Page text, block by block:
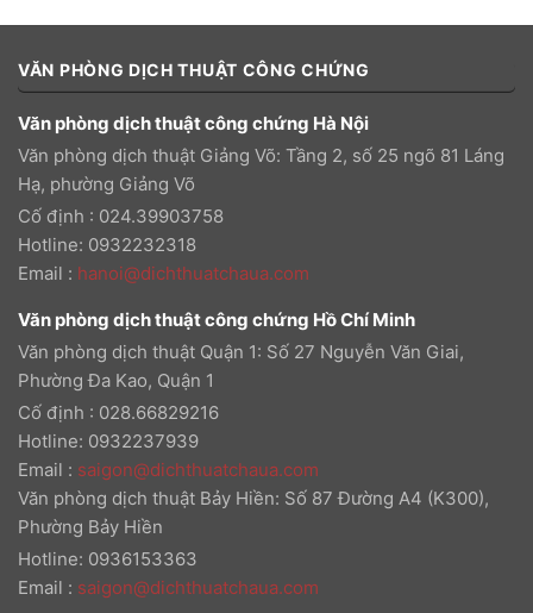
VĂN PHÒNG DỊCH THUẬT CÔNG CHỨNG
Văn phòng dịch thuật công chứng Hà Nội
Văn phòng dịch thuật Giảng Võ: Tầng 2, số 25 ngõ 81 Láng
Hạ, phường Giảng Võ
Cố định : 024.39903758
Hotline: 0932232318
Email : hanoi@dichthuatchaua.com
Văn phòng dịch thuật công chứng Hồ Chí Minh
Văn phòng dịch thuật Quận 1: Số 27 Nguyễn Văn Giai,
Phường Đa Kao, Quận 1
Cố định : 028.66829216
Hotline: 0932237939
Email : saigon@dichthuatchaua.com
Văn phòng dịch thuật Bảy Hiền: Số 87 Đường A4 (K300),
Phường Bảy Hiền
Hotline: 0936153363
Email : saigon@dichthuatchaua.com